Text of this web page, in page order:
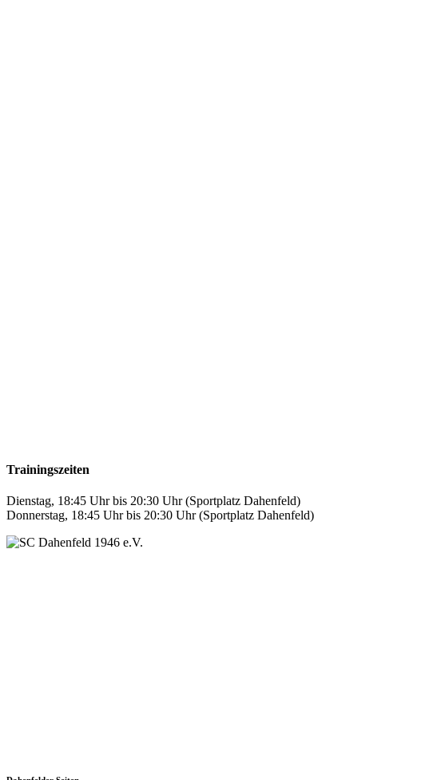
Trainingszeiten
Dienstag, 18:45 Uhr bis 20:30 Uhr (Sportplatz Dahenfeld)
Donnerstag, 18:45 Uhr bis 20:30 Uhr (Sportplatz Dahenfeld)